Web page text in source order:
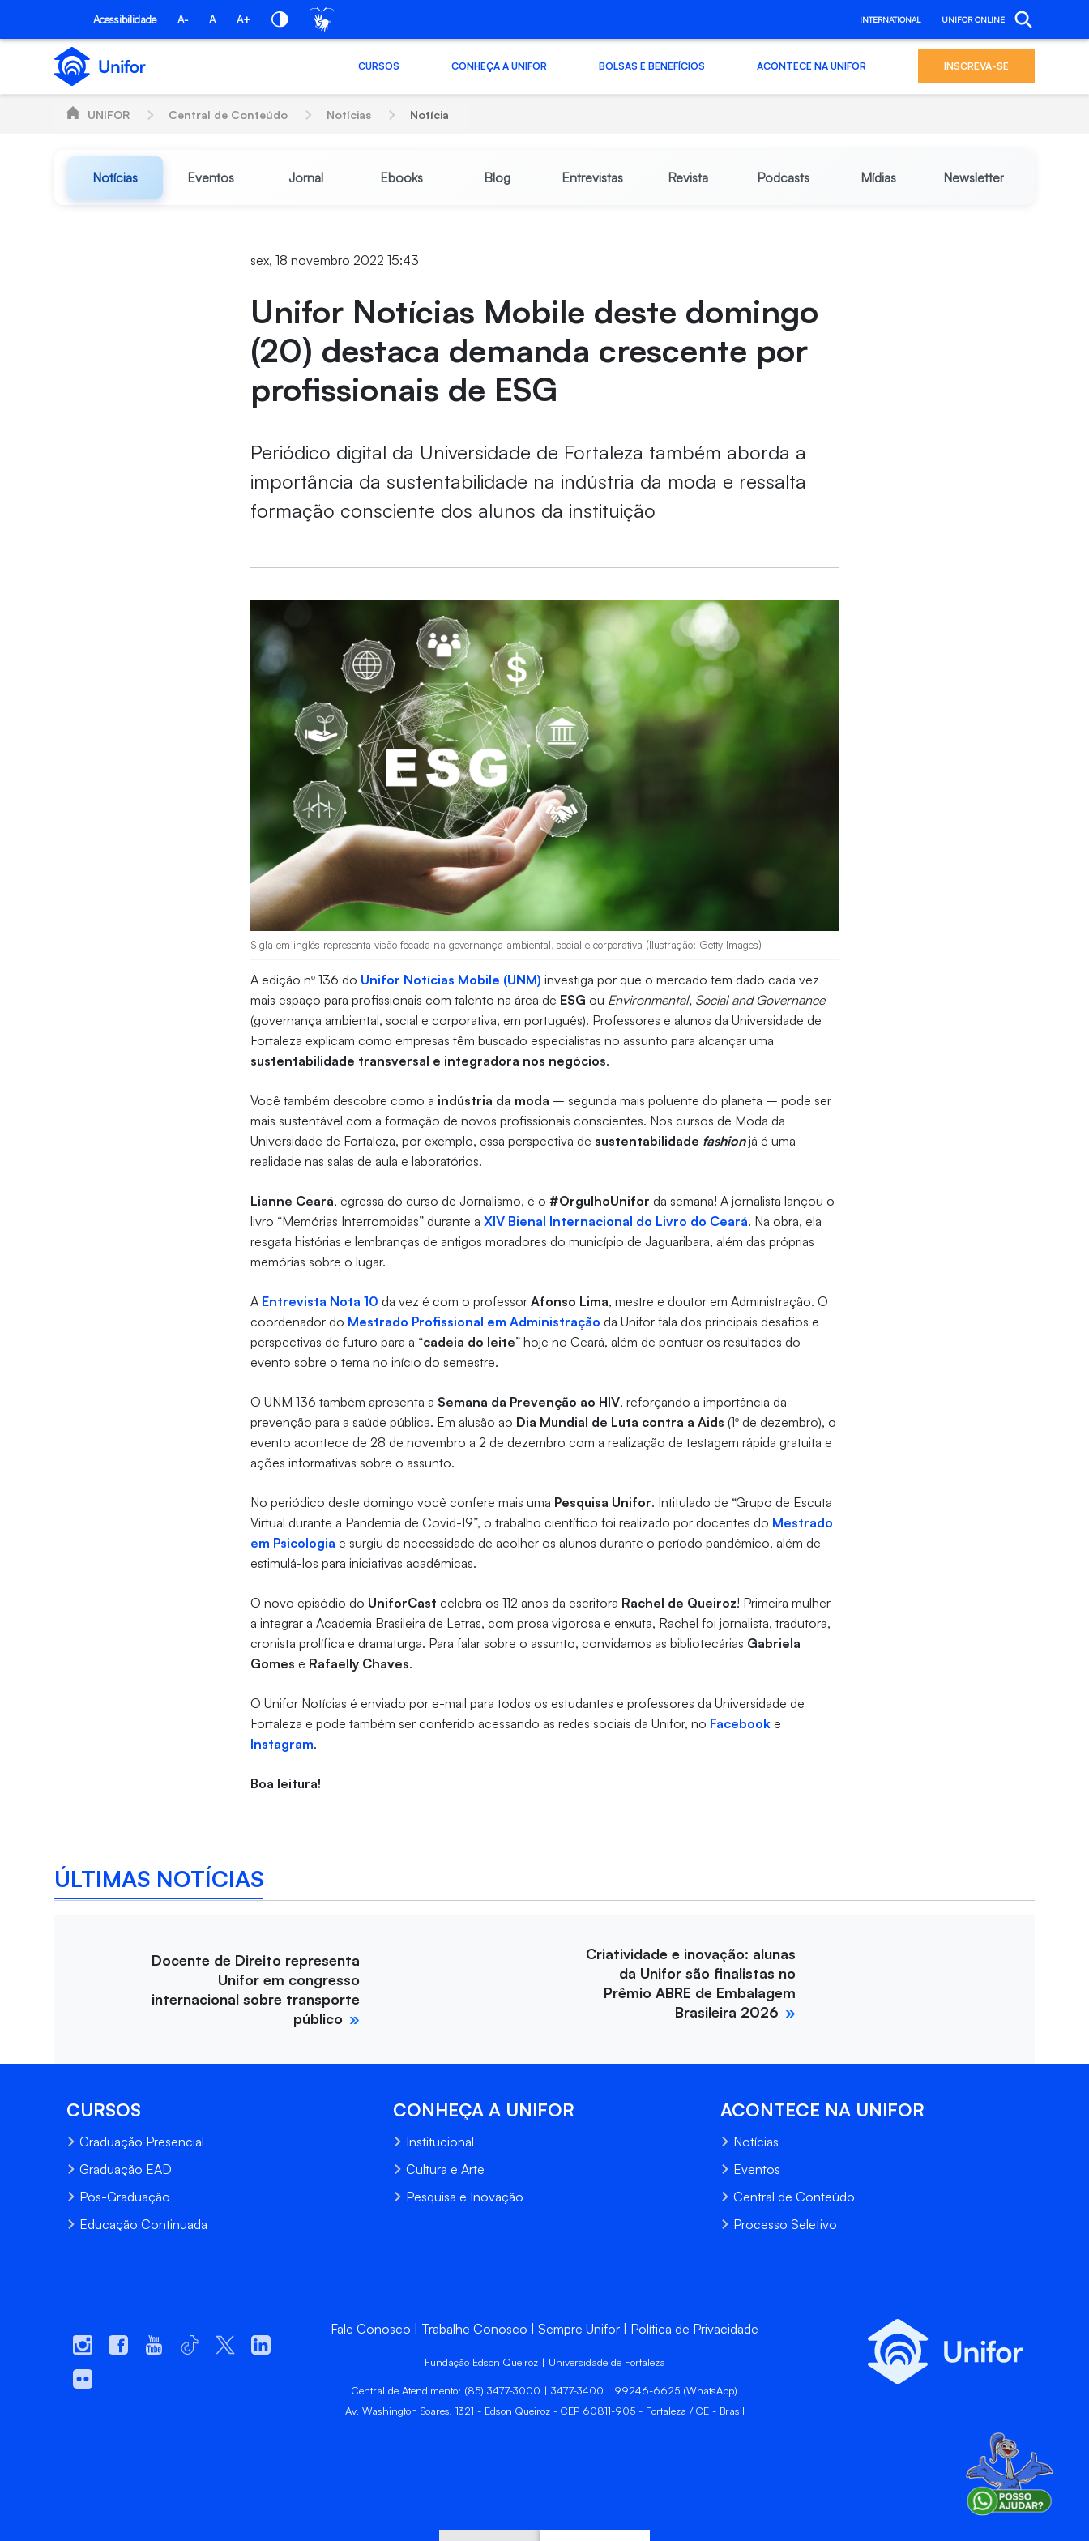
Pular para o Conteúdo principal
Acessibilidade A- A A+ INTERNATIONAL UNIFOR ONLINE
CURSOS CONHEÇA A UNIFOR BOLSAS E BENEFÍCIOS ACONTECE NA UNIFOR INSCREVA-SE
UNIFOR Central de Conteúdo Notícias Notícia
Notícias Eventos Jornal Ebooks Blog Entrevistas Revista Podcasts Mídias Newsletter
sex, 18 novembro 2022 15:43
Unifor Notícias Mobile deste domingo
(20) destaca demanda crescente por
profissionais de ESG
Periódico digital da Universidade de Fortaleza também aborda a
importância da sustentabilidade na indústria da moda e ressalta
formação consciente dos alunos da instituição
Sigla em inglês representa visão focada na governança ambiental, social e corporativa (Ilustração: Getty Images)
A edição nº 136 do Unifor Notícias Mobile (UNM) investiga por que o mercado tem dado cada vez
mais espaço para profissionais com talento na área de ESG ou Environmental, Social and Governance
(governança ambiental, social e corporativa, em português). Professores e alunos da Universidade de
Fortaleza explicam como empresas têm buscado especialistas no assunto para alcançar uma
sustentabilidade transversal e integradora nos negócios.
Você também descobre como a indústria da moda – segunda mais poluente do planeta – pode ser
mais sustentável com a formação de novos profissionais conscientes. Nos cursos de Moda da
Universidade de Fortaleza, por exemplo, essa perspectiva de sustentabilidade fashionjá é uma
realidade nas salas de aula e laboratórios.
Lianne Ceará, egressa do curso de Jornalismo, é o#OrgulhoUnifor da semana! A jornalista lançou o
livro “Memórias Interrompidas” durante aXIV Bienal Internacional do Livro do Ceará. Na obra, ela
resgata histórias e lembranças de antigos moradores do município de Jaguaribara, além das próprias
memórias sobre o lugar.
A Entrevista Nota 10 da vez é com o professorAfonso Lima, mestre e doutor em Administração. O
coordenador do Mestrado Profissional em Administração da Unifor fala dos principais desafios e
perspectivas de futuro para a “cadeia do leite” hoje no Ceará, além de pontuar os resultados do
evento sobre o tema no início do semestre.
O UNM 136 também apresenta a Semana da Prevenção ao HIV, reforçando a importância da
prevenção para a saúde pública. Em alusão ao Dia Mundial de Luta contra a Aids (1º de dezembro), o
evento acontece de 28 de novembro a 2 de dezembro com a realização de testagem rápida gratuita e
ações informativas sobre o assunto.
No periódico deste domingo você confere mais uma Pesquisa Unifor. Intitulado de “Grupo de Escuta
Virtual durante a Pandemia de Covid-19”, o trabalho científico foi realizado por docentes do Mestrado
em Psicologia e surgiu da necessidade de acolher os alunos durante o período pandêmico, além de
estimulá-los para iniciativas acadêmicas.
O novo episódio do UniforCast celebra os 112 anos da escritora Rachel de Queiroz! Primeira mulher
a integrar a Academia Brasileira de Letras, com prosa vigorosa e enxuta, Rachel foi jornalista, tradutora,
cronista prolífica e dramaturga. Para falar sobre o assunto, convidamos as bibliotecárias Gabriela
Gomes e Rafaelly Chaves.
O Unifor Notícias é enviado por e-mail para todos os estudantes e professores da Universidade de
Fortaleza e pode também ser conferido acessando as redes sociais da Unifor, no Facebook e
Instagram.
Boa leitura!
ÚLTIMAS NOTÍCIAS
Docente de Direito representa
Unifor em congresso
internacional sobre transporte
público
Criatividade e inovação: alunas
da Unifor são finalistas no
Prêmio ABRE de Embalagem
Brasileira 2026
CURSOS
Graduação Presencial
Graduação EAD
Pós-Graduação
Educação Continuada
CONHEÇA A UNIFOR
Institucional
Cultura e Arte
Pesquisa e Inovação
ACONTECE NA UNIFOR
Notícias
Eventos
Central de Conteúdo
Processo Seletivo
Fale Conosco Trabalhe Conosco Sempre Unifor Política de Privacidade
Fundação Edson Queiroz | Universidade de Fortaleza
Central de Atendimento: (85) 3477-3000 | 3477-3400 | 99246-6625 (WhatsApp)
Av. Washington Soares, 1321 - Edson Queiroz - CEP 60811-905 - Fortaleza / CE - Brasil